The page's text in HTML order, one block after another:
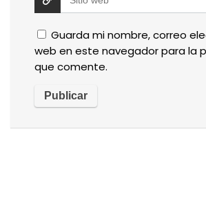
Guarda mi nombre, correo
web en este navegador para la
que comente.